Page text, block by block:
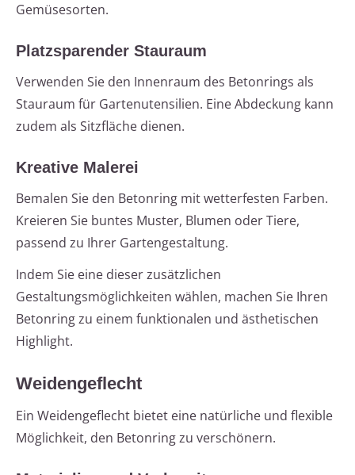
Gemüsesorten.
Platzsparender Stauraum
Verwenden Sie den Innenraum des Betonrings als
Stauraum für Gartenutensilien. Eine Abdeckung kann
zudem als Sitzfläche dienen.
Kreative Malerei
Bemalen Sie den Betonring mit wetterfesten Farben.
Kreieren Sie buntes Muster, Blumen oder Tiere,
passend zu Ihrer Gartengestaltung.
Indem Sie eine dieser zusätzlichen
Gestaltungsmöglichkeiten wählen, machen Sie Ihren
Betonring zu einem funktionalen und ästhetischen
Highlight.
Weidengeflecht
Ein Weidengeflecht bietet eine natürliche und flexible
Möglichkeit, den Betonring zu verschönern.